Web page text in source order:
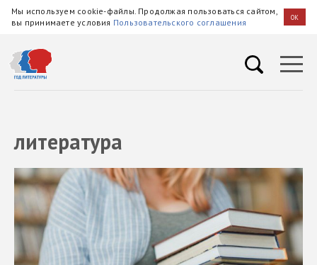
Мы используем cookie-файлы. Продолжая пользоваться сайтом,
вы принимаете условия Пользовательского соглашения OK
литература